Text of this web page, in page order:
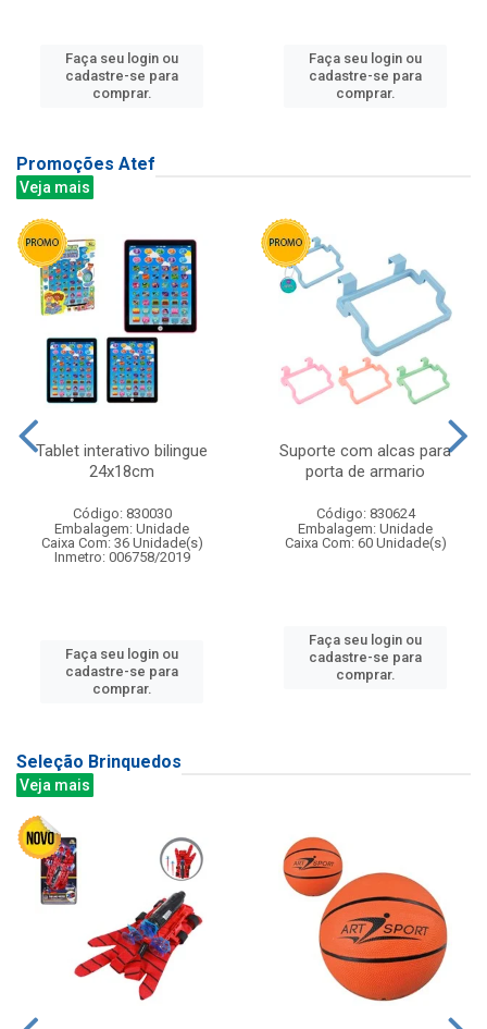
Faça seu login ou
cadastre-se para
comprar.
Faça seu login ou
cadastre-se para
comprar.
Promoções Atef
Veja mais
Tablet interativo bilingue
24x18cm
Código: 830030
Embalagem: Unidade
Caixa Com: 36 Unidade(s)
Inmetro: 006758/2019
Faça seu login ou
cadastre-se para
comprar.
Suporte com alcas para
porta de armario
Código: 830624
Embalagem: Unidade
Caixa Com: 60 Unidade(s)
Faça seu login ou
cadastre-se para
comprar.
Seleção Brinquedos
Veja mais